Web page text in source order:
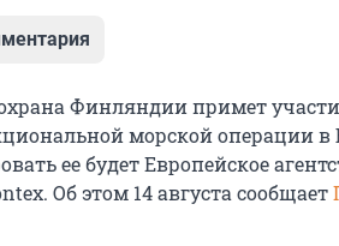
Финляндии примет
морской операции в
ее будет Европейское
Об этом 14 августа сообщает